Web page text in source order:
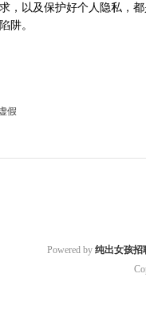
，以及保护好个人隐私，
阱。
假
Powered by 纯出女孩招